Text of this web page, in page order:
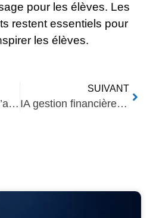
pour les élèves. Les
restent essentiels pour
les élèves.
Les tendances de l’analytique des données en 2024
SUIVANT
IA gestion financière : une approche innovante